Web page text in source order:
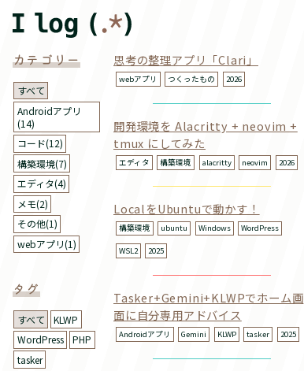
カテゴリー
すべて
Androidアプリ
(14)
コード(12)
構築環境(7)
エディタ(4)
メモ(2)
その他(1)
webアプリ(1)
タグ
すべて
KLWP
WordPress
PHP
tasker
思考の整理アプリ「Clari」
webアプリ つくったもの 2026
開発環境を Alacritty + neovim +
tmux にしてみた
エディタ 構築環境 alacritty neovim 2026
LocalをUbuntuで動かす！
構築環境 ubuntu Windows WordPress
WSL2 2025
Tasker+Gemini+KLWPでホーム画
面に自分専用アドバイス
Androidアプリ Gemini KLWP tasker 2025